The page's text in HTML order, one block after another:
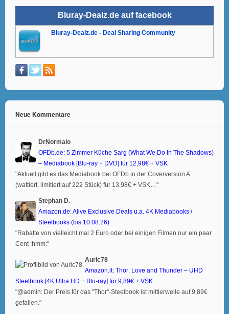
Bluray-Dealz.de auf facebook
Bluray-Dealz.de - Deal Sharing Community
Neue Kommentare
DrNormalo
OFDb.de: 5 Zimmer Küche Sarg (What We Do In The Shadows)
– Mediabook [Blu-ray + DVD] für 12,98€ + VSK
"Aktuell gibt es das Mediabook bei OFDb in der Coverversion A
(wattiert, limitiert auf 222 Stück) für 13,98€ + VSK…"
Stephan D.
Amazon.de: Alive Exclusive Deals u.a. 4K Mediabooks /
Steelbooks (bis 10.08.26)
"Rabatte von vielleicht mal 2 Euro oder bei einigen Filmen nur ein paar
Cent :hmm:"
Auric78
Amazon.it: Thor: Love and Thunder – UHD
Steelbook [4K Ultra HD + Blu-ray] für 9,89€ + VSK
"@admin: Der Preis für das "Thor"-Steelbook ist mittlerweile auf 9,89€
gefallen."